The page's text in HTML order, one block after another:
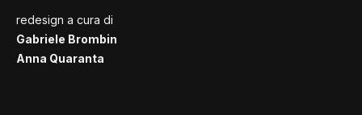
redesign a cura di
Gabriele Brombin
Anna Quaranta